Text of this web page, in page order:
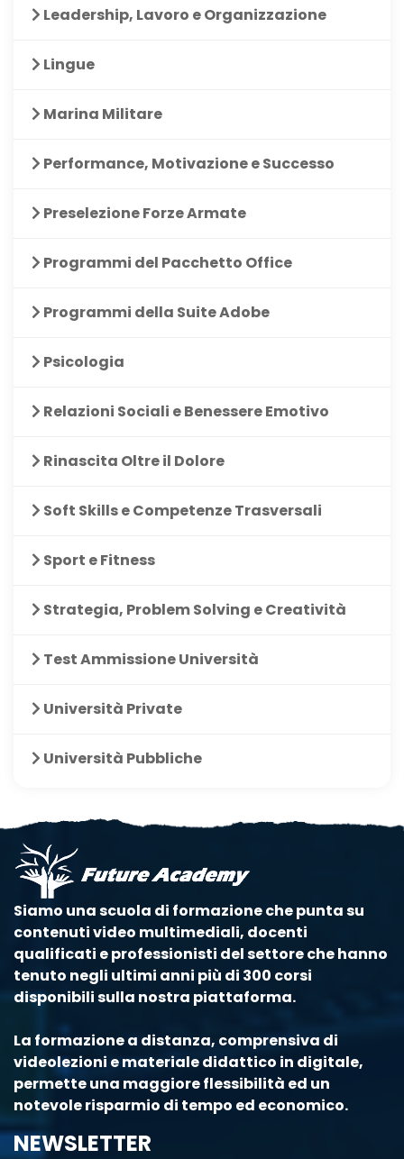
Leadership, Lavoro e Organizzazione
Lingue
Marina Militare
Performance, Motivazione e Successo
Preselezione Forze Armate
Programmi del Pacchetto Office
Programmi della Suite Adobe
Psicologia
Relazioni Sociali e Benessere Emotivo
Rinascita Oltre il Dolore
Soft Skills e Competenze Trasversali
Sport e Fitness
Strategia, Problem Solving e Creatività
Test Ammissione Università
Università Private
Università Pubbliche
Siamo una scuola di formazione che punta su
contenuti video multimediali, docenti
qualificati e professionisti del settore che hanno
tenuto negli ultimi anni più di 300 corsi
disponibili sulla nostra piattaforma.
La formazione a distanza, comprensiva di
videolezioni e materiale didattico in digitale,
permette una maggiore flessibilità ed un
notevole risparmio di tempo ed economico.
NEWSLETTER